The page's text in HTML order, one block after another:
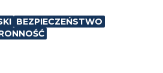
BEZPIECZEŃSTWO